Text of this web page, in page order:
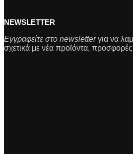
NEWSLETTER
Εγγραφείτε στο newsletterγια να
σχετικά με νέα προϊόντα,